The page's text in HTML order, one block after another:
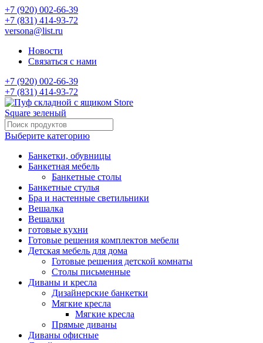
+7 (920) 002-66-39
+7 (831) 414-93-72
versona@list.ru
Новости
Связаться с нами
+7 (920) 002-66-39
+7 (831) 414-93-72
Выберите категорию
Банкетки, обувницы
Банкетная мебель
Банкетные столы
Банкетные стулья
Бра и настенные светильники
Вешалка
Вешалки
готовые кухни
Готовые решения комплектов мебели
Детская мебель для дома
Готовые решения детской комнаты
Столы письменные
Диваны и кресла
Дизайнерские банкетки
Мягкие кресла
Мягкие кресла
Прямые диваны
Диваны офисные